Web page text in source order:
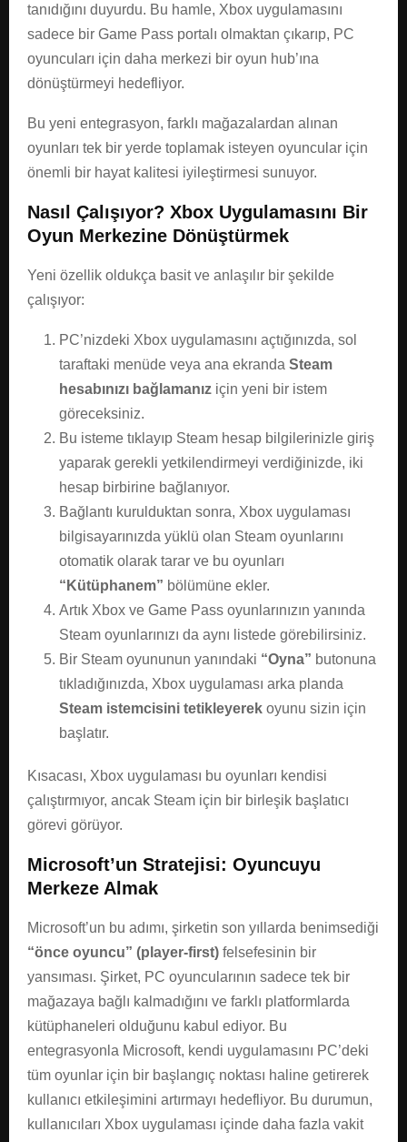
tanıdığını duyurdu. Bu hamle, Xbox uygulamasını
sadece bir Game Pass portalı olmaktan çıkarıp, PC
oyuncuları için daha merkezi bir oyun hub’ına
dönüştürmeyi hedefliyor.
Bu yeni entegrasyon, farklı mağazalardan alınan
oyunları tek bir yerde toplamak isteyen oyuncular için
önemli bir hayat kalitesi iyileştirmesi sunuyor.
Nasıl Çalışıyor? Xbox Uygulamasını Bir
Oyun Merkezine Dönüştürmek
Yeni özellik oldukça basit ve anlaşılır bir şekilde
çalışıyor:
PC’nizdeki Xbox uygulamasını açtığınızda, sol
taraftaki menüde veya ana ekranda Steam
hesabınızı bağlamanız için yeni bir istem
göreceksiniz.
Bu isteme tıklayıp Steam hesap bilgilerinizle giriş
yaparak gerekli yetkilendirmeyi verdiğinizde, iki
hesap birbirine bağlanıyor.
Bağlantı kurulduktan sonra, Xbox uygulaması
bilgisayarınızda yüklü olan Steam oyunlarını
otomatik olarak tarar ve bu oyunları
“Kütüphanem” bölümüne ekler.
Artık Xbox ve Game Pass oyunlarınızın yanında
Steam oyunlarınızı da aynı listede görebilirsiniz.
Bir Steam oyununun yanındaki “Oyna” butonuna
tıkladığınızda, Xbox uygulaması arka planda
Steam istemcisini tetikleyerek oyunu sizin için
başlatır.
Kısacası, Xbox uygulaması bu oyunları kendisi
çalıştırmıyor, ancak Steam için bir birleşik başlatıcı
görevi görüyor.
Microsoft’un Stratejisi: Oyuncuyu
Merkeze Almak
Microsoft’un bu adımı, şirketin son yıllarda benimsediği
“önce oyuncu” (player-first) felsefesinin bir
yansıması. Şirket, PC oyuncularının sadece tek bir
mağazaya bağlı kalmadığını ve farklı platformlarda
kütüphaneleri olduğunu kabul ediyor. Bu
entegrasyonla Microsoft, kendi uygulamasını PC’deki
tüm oyunlar için bir başlangıç noktası haline getirerek
kullanıcı etkileşimini artırmayı hedefliyor. Bu durumun,
kullanıcıları Xbox uygulaması içinde daha fazla vakit